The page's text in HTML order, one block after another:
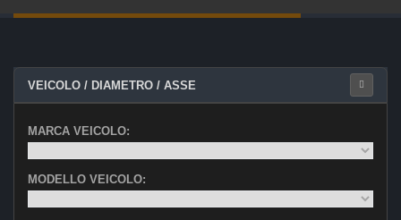
VEICOLO / DIAMETRO / ASSE
MARCA VEICOLO:
MODELLO VEICOLO: